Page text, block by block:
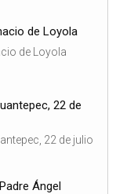
de Loyola
de Loyola
22 de
22 de julio
Ángel